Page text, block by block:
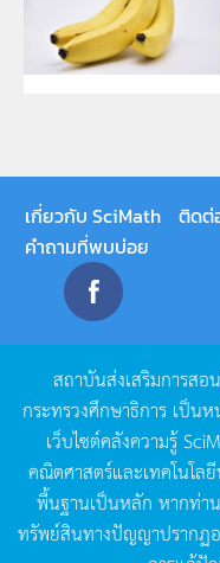
เกี่ยวกับ SciMath ติดต่
คำถามที่พบบ่อย
สถาบันส่งเสริมการสอ
กระทรวงศึกษาธิการ เป็นห
เว็บไซต์คลังความรู้
คณิตศาสตร์และเทคโนโล
พื้นฐานเป็นหลัก หากท่า
ทรัพย์สินทางปัญญาปรากฏ